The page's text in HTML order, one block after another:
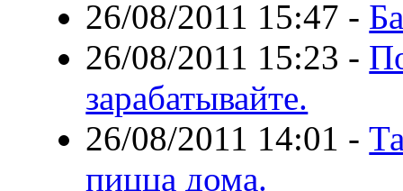
26/08/2011 15:47 -
26/08/2011 15:23 -
зарабатывайте.
26/08/2011 14:01 -
пицца дома.